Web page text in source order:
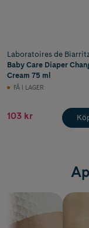
Laboratoires de
Baby Care Diaper
Cream 75 ml
FÅ I LAGER
103 kr